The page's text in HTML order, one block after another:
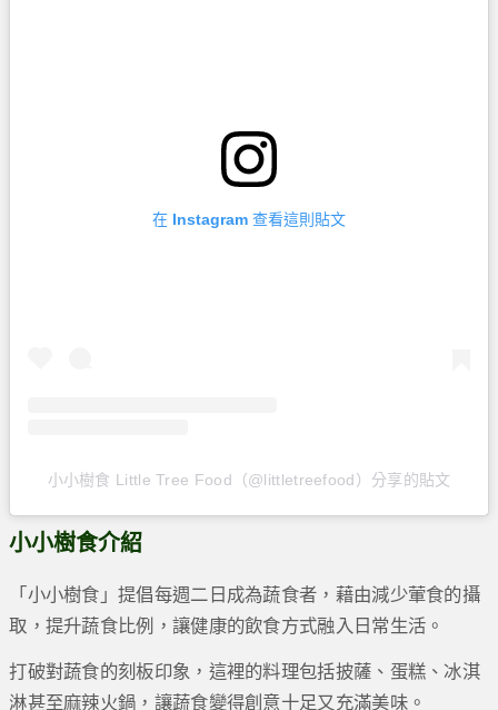
在 Instagram 查看這則貼文
小小樹食 Little Tree Food（@littletreefood）分享的貼文
小小樹食介紹
「小小樹食」提倡每週二日成為蔬食者，藉由減少葷食的攝
取，提升蔬食比例，讓健康的飲食方式融入日常生活。
打破對蔬食的刻板印象，這裡的料理包括披薩、蛋糕、冰淇
淋甚至麻辣火鍋，讓蔬食變得創意十足又充滿美味。